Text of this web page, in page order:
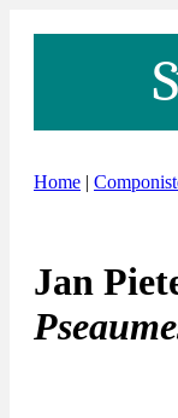
Home |
Jan